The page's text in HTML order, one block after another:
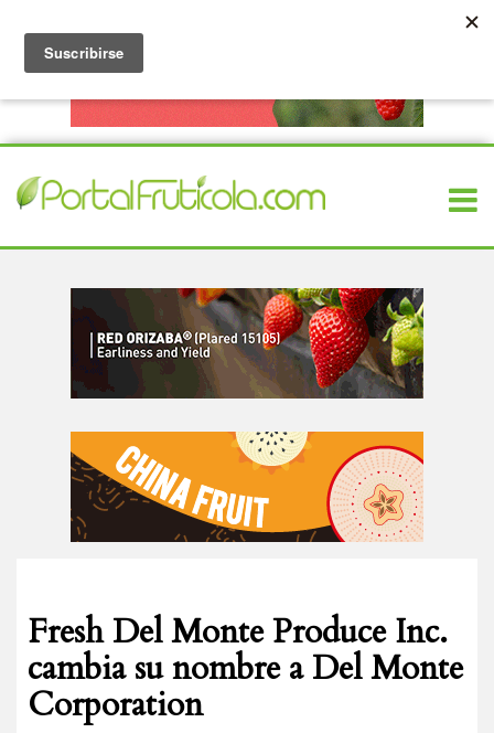
Fresh Del Monte Produce Inc.
cambia su nombre a Del Monte
Corporation